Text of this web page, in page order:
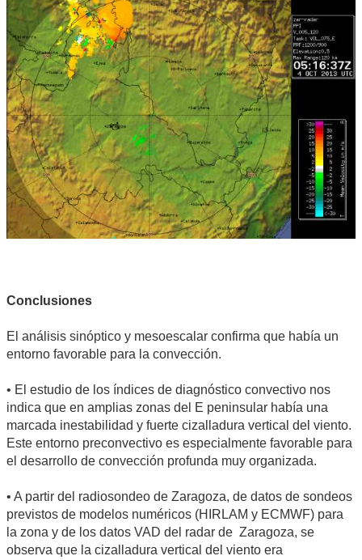
Conclusiones
El análisis sinóptico y mesoescalar confirma que había un
entorno favorable para la convección.
• El estudio de los índices de diagnóstico convectivo nos
indica que en amplias zonas del E peninsular había una
marcada inestabilidad y fuerte cizalladura vertical del viento.
Este entorno preconvectivo es especialmente favorable para
el desarrollo de convección profunda muy organizada.
• A partir del radiosondeo de Zaragoza, de datos de sondeos
previstos de modelos numéricos (HIRLAM y ECMWF) para
la zona y de los datos VAD del radar de Zaragoza, se
observa que la cizalladura vertical del viento era